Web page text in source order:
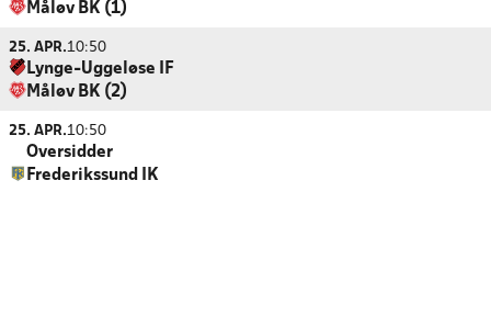
Måløv BK (1)
25. APR.10:50
Lynge-Uggeløse IF
Måløv BK (2)
25. APR.10:50
Oversidder
Frederikssund IK